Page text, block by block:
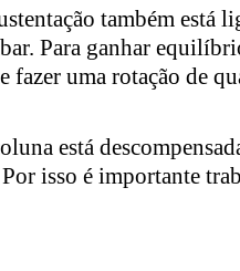
também está
Para ganhar
fazer uma rotação de
está
isso é importante